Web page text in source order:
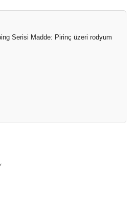
Serisi Madde: Pirinç üzeri rodyum